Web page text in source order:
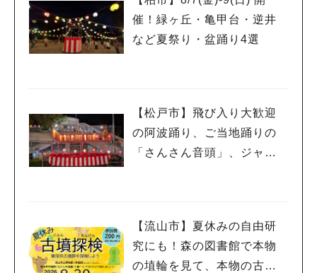
催！緑ヶ丘・亀甲台・逆井
など夏祭り・盆踊り4選
【松戸市】飛び入り大歓迎
の阿波踊り、ご当地踊りの
「さんさん音頭」、ジャ
【流山市】夏休みの自由研
究にも！森の図書館で本物
の埴輪を見て、本物の古墳